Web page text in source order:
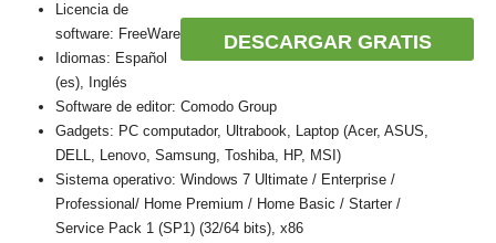
DESCARGAR GRATIS
Licencia de
software: FreeWare
Idiomas: Español
(es), Inglés
Software de editor: Comodo Group
Gadgets: PC computador, Ultrabook, Laptop (Acer, ASUS,
DELL, Lenovo, Samsung, Toshiba, HP, MSI)
Sistema operativo: Windows 7 Ultimate / Enterprise /
Professional/ Home Premium / Home Basic / Starter /
Service Pack 1 (SP1) (32/64 bits), x86